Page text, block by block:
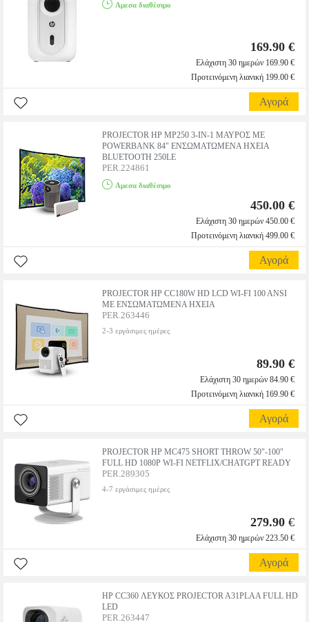
Αμεσα διαθέσιμο
169.90 €
Ελάχιστη 30 ημερών 169.90 €
Προτεινόμενη λιανική 199.00 €
Αγορά
PROJECTOR HP MP250 3-IN-1 MΑΥΡΟΣ ΜΕ
POWERBANK 84" ΕΝΣΩΜΑΤΩΜΕΝΑ ΗΧΕΙΑ
BLUETOOTH 250LE
PER.224861
Αμεσα διαθέσιμο
450.00 €
Ελάχιστη 30 ημερών 450.00 €
Προτεινόμενη λιανική 499.00 €
Αγορά
PROJECTOR HP CC180W HD LCD WI-FI 100 ANSI
ΜΕ ΕΝΣΩΜΑΤΩΜΕΝΑ ΗΧΕΙΑ
PER.263446
2-3 εργάσιμες ημέρες
89.90 €
Ελάχιστη 30 ημερών 84.90 €
Προτεινόμενη λιανική 169.90 €
Αγορά
PROJECTOR HP MC475 SHORT THROW 50"-100"
FULL HD 1080P WI-FI NETFLIX/CHATGPT READY
PER.289305
4-7 εργάσιμες ημέρες
279.90 €
Ελάχιστη 30 ημερών 223.50 €
Αγορά
HP CC360 ΛΕΥΚΟΣ PROJECTOR A31PLAA FULL HD
LED
PER.263447